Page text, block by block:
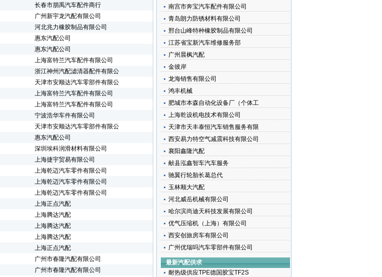
长春市朋禹汽车配件商行
广州新宇龙汽配有限公司
河北兆力橡胶制品有限公司
惠东汽配公司
惠东汽配公司
上海富特兰汽车配件有限公司
浙江神州汽配滤清器配件有限公
天津市安顺达汽车零部件有限公
上海富特兰汽车配件有限公司
上海富特兰汽车配件有限公司
宁波浩华车件有限公司
天津市安顺达汽车零部件有限公
惠东汽配公司
深圳埃科润滑材料有限公司
上海捷宇贸易有限公司
上海乾迈汽车零件有限公司
上海乾迈汽车零件有限公司
上海乾迈汽车零件有限公司
上海正点汽配
上海腾达汽配
上海腾达汽配
上海腾达汽配
上海正点汽配
广州市春隆汽配有限公司
广州市春隆汽配有限公司
南宫市奔宝汽车配件有限公司
青岛朗力防锈材料有限公司
邢台山峰特种橡胶制品有限公司
江苏省宝新汽车维修服务部
广州晨枫汽配
金彼岸
龙海销售有限公司
鸿丰机械
肥城市本森自动化设备厂（个体工
上海乾设机电技术有限公司
天津市天丰泰恒汽车销售服务有限
西安易力特空气减震科技有限公司
襄阳鑫隆汽配
献县泓鑫智车汽车服务
驰翼行轮胎长葛总代
玉林顺大汽配
河北威岳机械有限公司
哈尔滨尚迪天科技发展有限公司
优气压缩机（上海）有限公司
西安创旅房车有限公司
广州优瑞吗汽车零部件有限公司
最新汽配供求
耐热级供应TPE德国胶宝TF2S